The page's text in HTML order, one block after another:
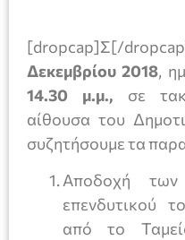
[dropcap]Σ[/
Δεκεμβρίου 2018,
14.30 μ.μ., σε
αίθουσα του
συζητήσουμε τα
Αποδοχή
επενδυτικού
από το